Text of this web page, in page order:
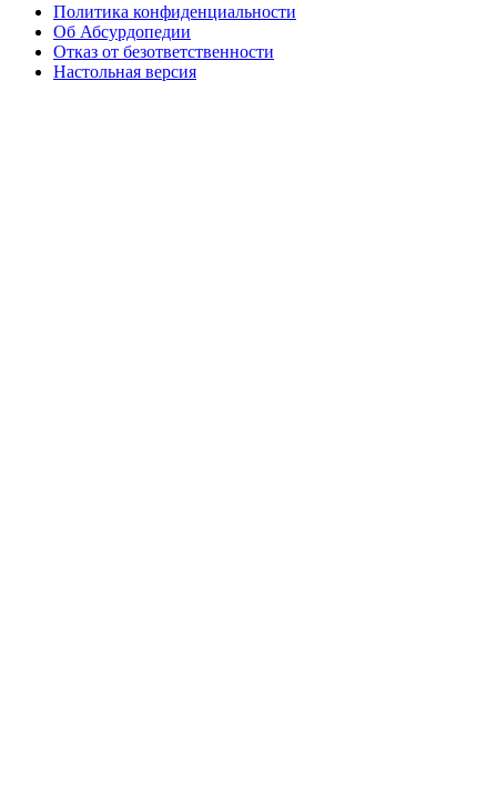
Политика конфиденциальности
Об Абсурдопедии
Отказ от безответственности
Настольная версия